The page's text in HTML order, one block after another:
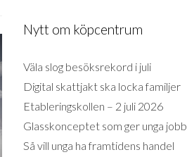
Nytt om köpcentrum
Väla slog besöksrekord i juli
Digital skattjakt ska locka familjer
Etableringskollen – 2 juli 2026
Glasskonceptet som ger unga jobb
Så vill unga ha framtidens handel